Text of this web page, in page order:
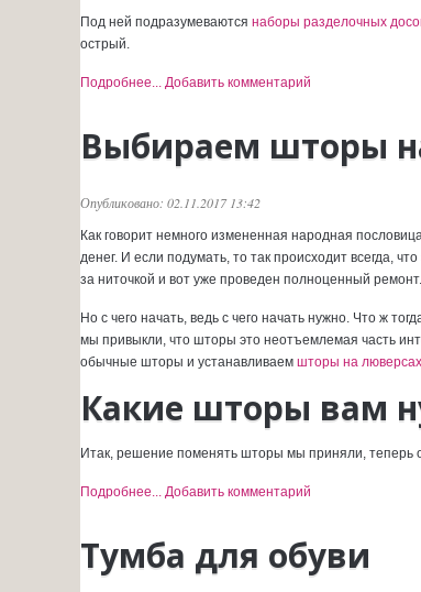
Под ней подразумеваются наборы разделочных
острый.
Подробнее... Добавить комментарий
Выбираем шторы
Опубликовано: 02.11.2017 13:42
Как говорит немного измененная народная
денег. И если подумать, то так происходит всегда,
за ниточкой и вот уже проведен полноценный ремонт.
Но с чего начать, ведь с чего начать нужно. Что ж
мы привыкли, что шторы это неотъемлемая часть
обычные шторы и устанавливаем шторы на люверсах
Какие шторы вам
Итак, решение поменять шторы мы приняли, теперь
Подробнее... Добавить комментарий
Тумба для обуви